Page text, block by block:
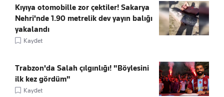
Kıyıya otomobille zor çektiler! Sakarya
Nehri'nde 1.90 metrelik dev yayın balığı
yakalandı
Kaydet
Trabzon'da Salah çılgınlığı! "Böylesini
ilk kez gördüm"
Kaydet